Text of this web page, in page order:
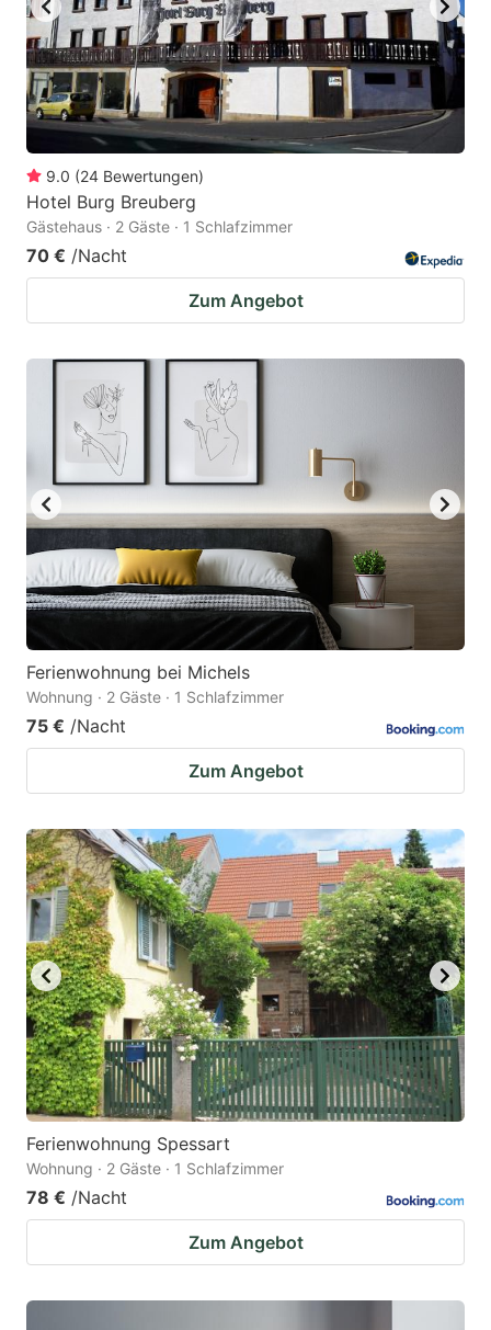
9.0 (24 Bewertungen)
Hotel Burg Breuberg
Gästehaus · 2 Gäste · 1 Schlafzimmer
70 € /Nacht
Zum Angebot
Ferienwohnung bei Michels
Wohnung · 2 Gäste · 1 Schlafzimmer
75 € /Nacht
Zum Angebot
Ferienwohnung Spessart
Wohnung · 2 Gäste · 1 Schlafzimmer
78 € /Nacht
Zum Angebot